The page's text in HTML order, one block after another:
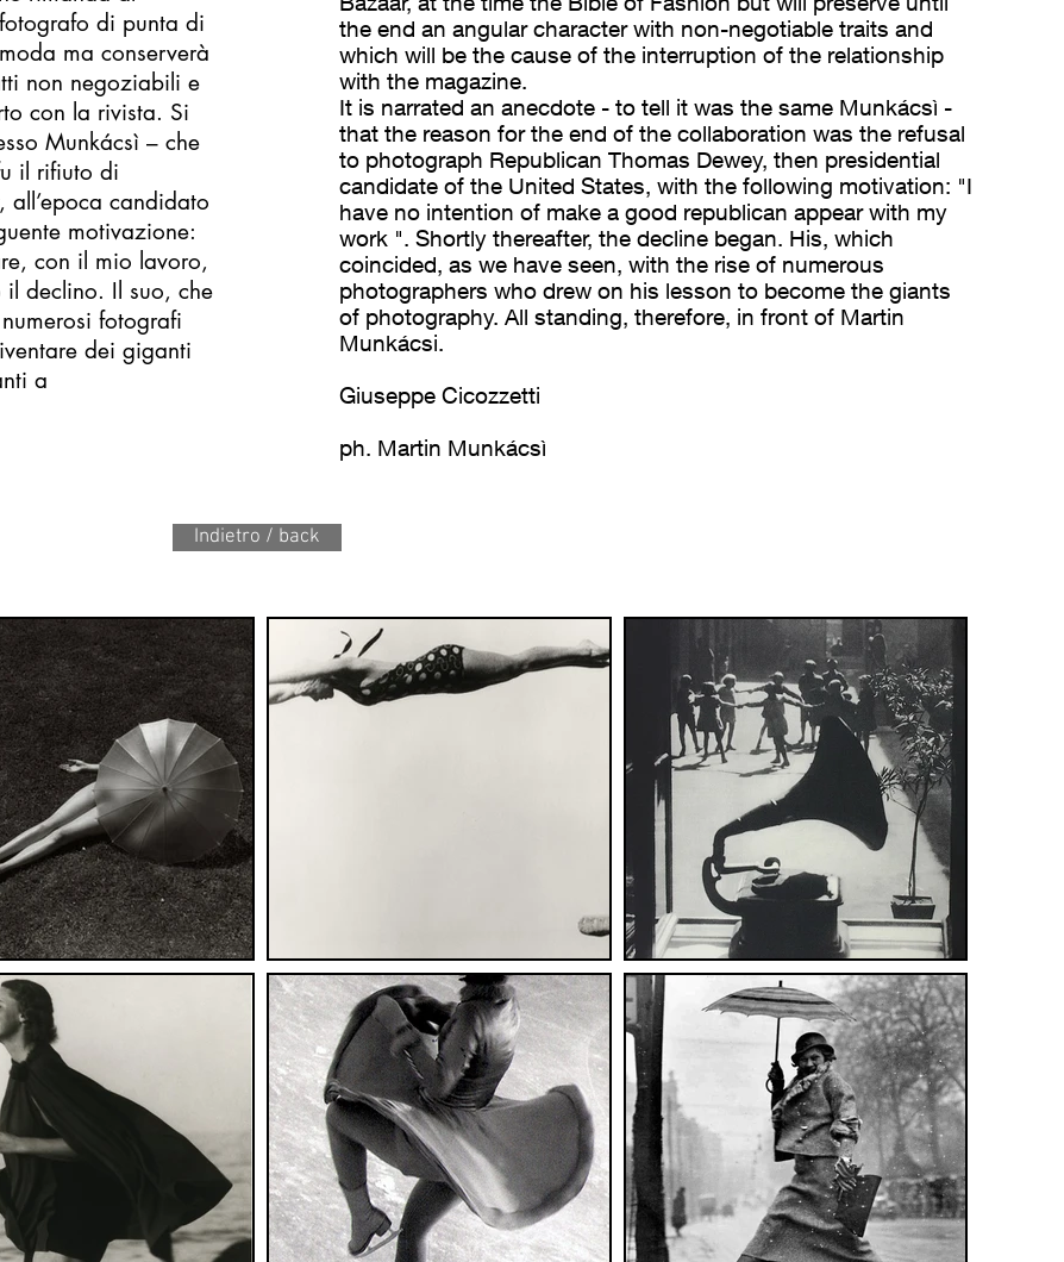
di punta di
ma conserverà
non negoziabili e
con la rivista. Si
Munkácsì – che
il rifiuto di
all’epoca candidato
motivazione:
con il mio lavoro,
declino. Il suo, che
fotografi
dei giganti
a
the end an angular character with non-negotiable traits and
which will be the cause of the interruption of the relationship
with the magazine.
It is narrated an anecdote - to tell it was the same Munkácsì -
that the reason for the end of the collaboration was the refusal
to photograph Republican Thomas Dewey, then presidential
candidate of the United States, with the following motivation: "I
have no intention of make a good republican appear with my
work ". Shortly thereafter, the decline began. His, which
coincided, as we have seen, with the rise of numerous
photographers who drew on his lesson to become the giants
of photography. All standing, therefore, in front of Martin
Munkácsi.
Giuseppe Cicozzetti
ph. Martin Munkácsì
Indietro / back